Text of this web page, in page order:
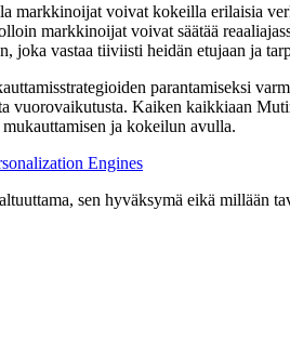
voivat kokeilla erilaisia
markkinoijat voivat säätää
joka vastaa tiiviisti heidän etujaan ja
parantamiseksi
vuorovaikutusta. Kaiken kaikkiaan
ja kokeilun avulla.
Engines
sen hyväksymä eikä